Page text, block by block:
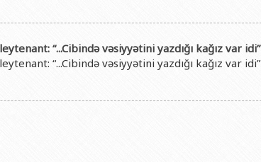
“...Cibində vəsiyyətini yazdığı kağız var idi”
“...Cibində vəsiyyətini yazdığı kağız var idi”